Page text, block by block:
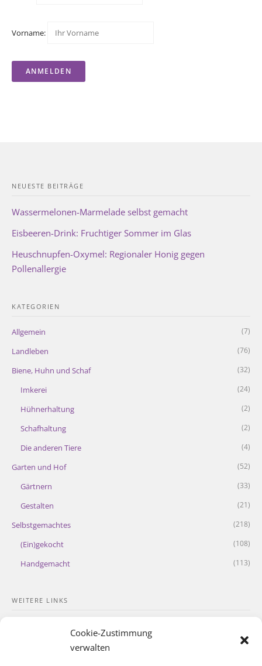
Cookie-Zustimmung
verwalten
Vorname:
NEUESTE BEITRÄGE
Wassermelonen-Marmelade selbst gemacht
Eisbeeren-Drink: Fruchtiger Sommer im Glas
Heuschnupfen-Oxymel: Regionaler Honig gegen
Pollenallergie
KATEGORIEN
Allgemein (7)
Landleben (76)
Biene, Huhn und Schaf (32)
Imkerei (24)
Hühnerhaltung (2)
Schafhaltung (2)
Die anderen Tiere (4)
Garten und Hof (52)
Gärtnern (33)
Gestalten (21)
Selbstgemachtes (218)
(Ein)gekocht (108)
Handgemacht (113)
WEITERE LINKS